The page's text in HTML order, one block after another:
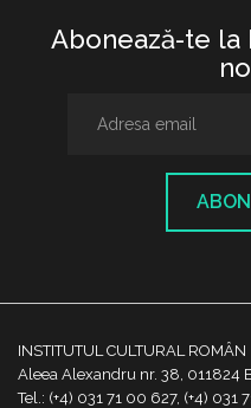
Abonează-te
INSTITUTUL CULTURAL ROMÂN
Aleea Alexandru nr. 38, 011824
Tel.: (+4) 031 71 00 627, (+4) 031